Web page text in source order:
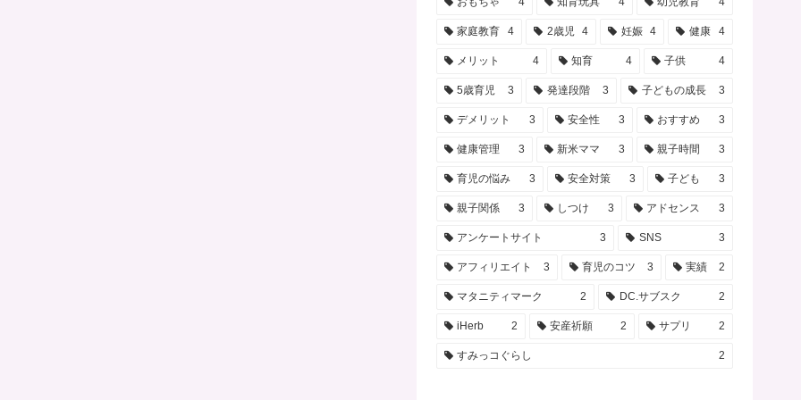
家庭教育 4 2歳児 4 妊娠 4 健康 4
メリット 4 知育 4 子供 4
5歳育児 3 発達段階 3 子どもの成長 3
デメリット 3 安全性 3 おすすめ 3
健康管理 3 新米ママ 3 親子時間 3
育児の悩み 3 安全対策 3 子ども 3
親子関係 3 しつけ 3 アドセンス 3
アンケートサイト 3 SNS 3
アフィリエイト 3 育児のコツ 3 実績 2
マタニティマーク 2 DC.サブスク 2
iHerb 2 安産祈願 2 サプリ 2
すみっコぐらし 2